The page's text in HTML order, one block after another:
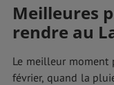
Meilleures
rendre au
Le meilleur moment
février, quand la